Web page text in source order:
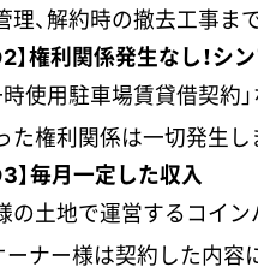
理、解約時の撤去工事
2】権利関係発生なし！シ
時使用駐車場賃貸借契約
た権利関係は一切発生し
3】毎月一定した収入
の土地で運営するコイ
ーナー様は契約した内容